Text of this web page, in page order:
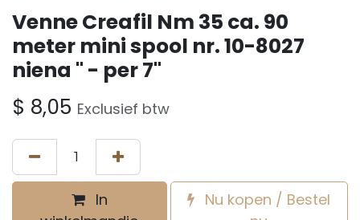
Venne Creafil Nm 35 ca. 90
meter mini spool nr. 10-8027
niena " - per 7"
$ 8,05 Exclusief btw
In
Nu kopen / Bestel